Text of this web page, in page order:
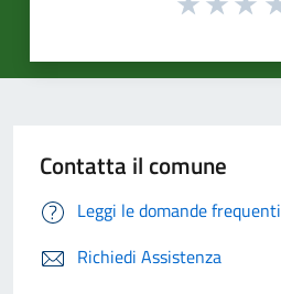
Contatta il comune
Leggi le domande frequenti
Richiedi Assistenza